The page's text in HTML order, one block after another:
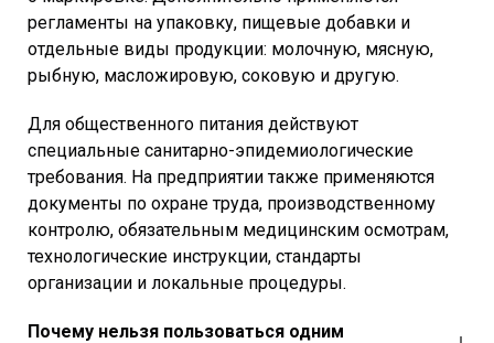
регламенты на упаковку, пищевые добавки и
отдельные виды продукции: молочную, мясную,
рыбную, масложировую, соковую и другую.
Для общественного питания действуют
специальные санитарно-эпидемиологические
требования. На предприятии также применяются
документы по охране труда, производственному
контролю, обязательным медицинским осмотрам,
технологические инструкции, стандарты
организации и локальные процедуры.
Почему нельзя пользоваться одним